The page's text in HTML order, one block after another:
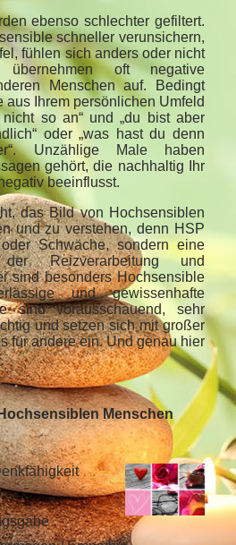
ebenso schlechter gefiltert.
schneller verunsichern,
fühlen sich anders oder nicht
übernehmen oft negative
Menschen auf. Bedingt
aus Ihrem persönlichen Umfeld
so an“ und „du bist aber
oder „was hast du denn
Unzählige Male haben
gehört, die nachhaltig Ihr
beeinflusst.
das Bild von Hochsensiblen
und zu verstehen, denn HSP
Schwäche, sondern eine
Reizverarbeitung und
sind besonders Hochsensible
und gewissenhafte
sind vorausschauend, sehr
und setzen sich mit großer
für andere ein. Und genau hier
Menschen